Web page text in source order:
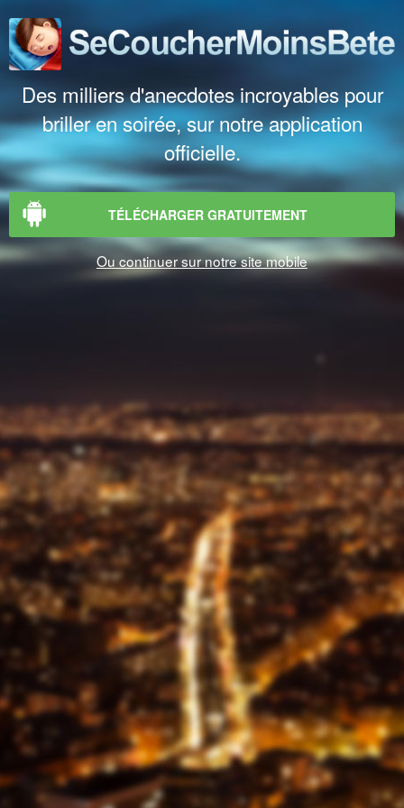
Des milliers d'anecdotes incroyables pour
briller en soirée, sur notre application
officielle.
TÉLÉCHARGER GRATUITEMENT
Ou continuer sur notre site mobile